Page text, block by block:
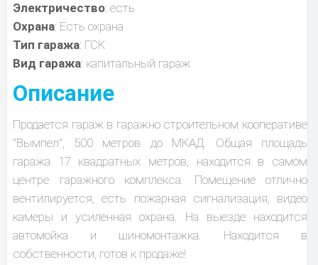
Электричество: есть
Охрана: Есть охрана
Тип гаража: ГСК
Вид гаража: капитальный гараж
Описание
Продается гараж в гаражно строительном кооперативе
"Вымпел", 500 метров до МКАД. Общая площадь
гаража 17 квадратных метров, находится в самом
центре гаражного комплекса. Помещение отлично
вентилируется, есть пожарная сигнализация, видео
камеры и усиленная охрана. На выезде находится
автомойка и шиномонтажка. Находится в
собственности, готов к продаже!